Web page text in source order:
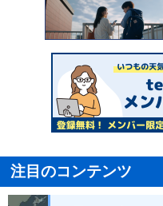
注目のコンテンツ